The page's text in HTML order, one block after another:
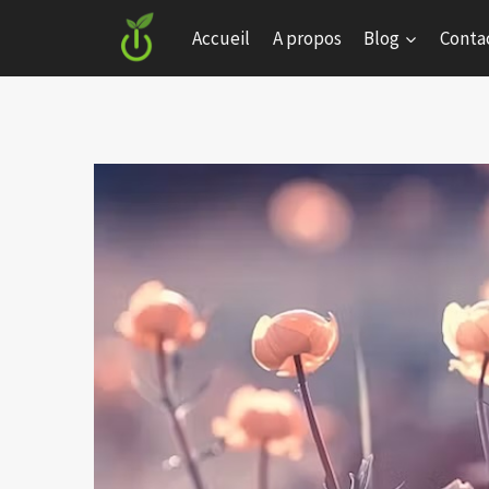
content
Accueil A propos Blog